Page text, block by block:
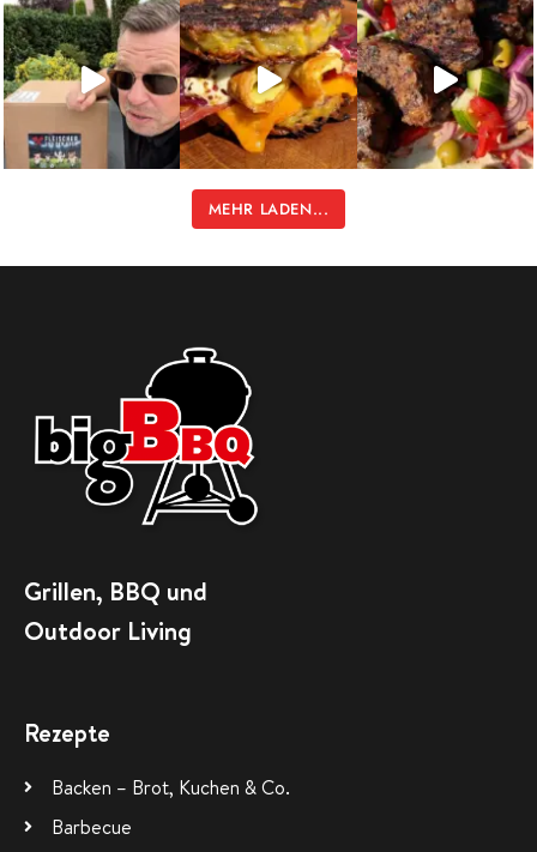
MEHR LADEN...
Grillen, BBQ und
Outdoor Living
Rezepte
Backen – Brot, Kuchen & Co.
Barbecue